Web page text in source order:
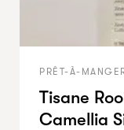
PRÊT-À-
Tisane
Camellia